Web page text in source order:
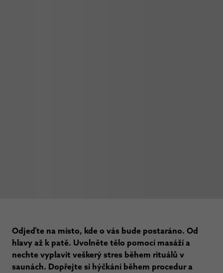
Odjeďte na místo, kde o vás bude postaráno. Od
hlavy až k patě. Uvolněte tělo pomocí masáží a
nechte vyplavit veškerý stres během rituálů v
saunách. Dopřejte si hýčkání během procedur a